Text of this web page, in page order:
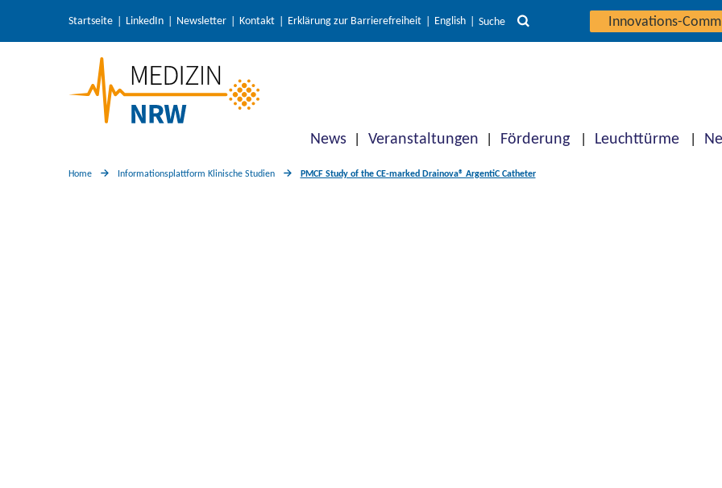
Startseite LinkedIn Newsletter Kontakt Erklärung zur Barrierefreiheit English Suche Innovations-
News Veranstaltungen Förderung Leuchttürme
Home Informationsplattform Klinische Studien PMCF Study of the CE-marked Drainova® ArgentiC Catheter